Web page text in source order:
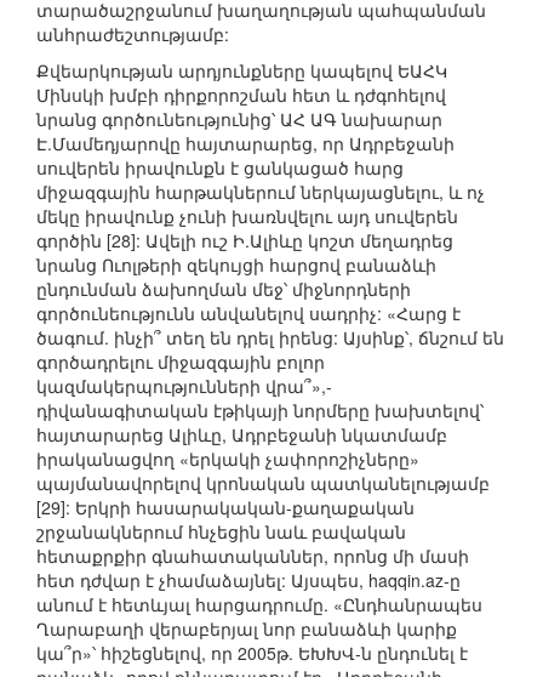
տարածաշրջանում խաղաղության պահպանման
անհրաժեշտությամբ:
Քվեարկության արդյունքները կապելով ԵԱՀԿ
Մինսկի խմբի դիրքորոշման հետ և դժգոհելով
նրանց գործունեությունից՝ ԱՀ ԱԳ նախարար
Է.Մամեդյարովը հայտարարեց, որ Ադրբեջանի
սուվերեն իրավունքն է ցանկացած հարց
միջազգային հարթակներում ներկայացնելու, և ոչ
մեկը իրավունք չունի խառնվելու այդ սուվերեն
գործին [28]: Ավելի ուշ Ի.Ալիևը կոշտ մեղադրեց
նրանց Ուոլթերի զեկույցի հարցով բանաձևի
ընդունման ձախողման մեջ՝ միջնորդների
գործունեությունն անվանելով սադրիչ: «Հարց է
ծագում. ինչի՞ տեղ են դրել իրենց: Այսինք՝, ճնշում են
գործադրելու միջազգային բոլոր
կազմակերպությունների վրա՞»,-
դիվանագիտական էթիկայի նորմերը խախտելով՝
հայտարարեց Ալիևը, Ադրբեջանի նկատմամբ
իրականացվող «երկակի չափորոշիչները»
պայմանավորելով կրոնական պատկանելությամբ
[29]: Երկրի հասարակական-քաղաքական
շրջանակներում հնչեցին նաև բավական
հետաքրքիր գնահատականներ, որոնց մի մասի
հետ դժվար է չհամաձայնել: Այսպես, haqqin.az-ը
անում է հետևյալ հարցադրումը. «Ընդհանրապես
Ղարաբաղի վերաբերյալ նոր բանաձևի կարիք
կա՞ր»՝ հիշեցնելով, որ 2005թ. ԵԽԽՎ-ն ընդունել է